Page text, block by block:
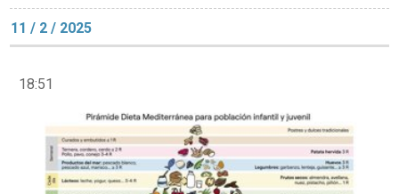
11 / 2 / 2025
18:51